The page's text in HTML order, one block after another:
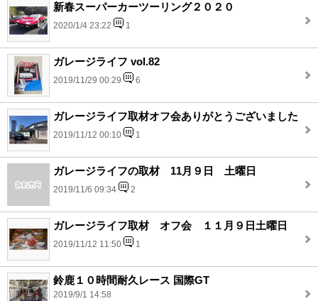
新春スーパーカーツーリング２０２０
2020/1/4 23:22 1
ガレージライフ vol.82
2019/11/29 00:29 6
ガレージライフ取材オフ会ありがとうございました
2019/11/12 00:10 1
ガレージライフの取材 11月９日 土曜日
2019/11/6 09:34 2
ガレージライフ取材 オフ会 １１月９日土曜日
2019/11/12 11:50 1
鈴鹿１０時間耐久レース 国際GT
2019/9/1 14:58